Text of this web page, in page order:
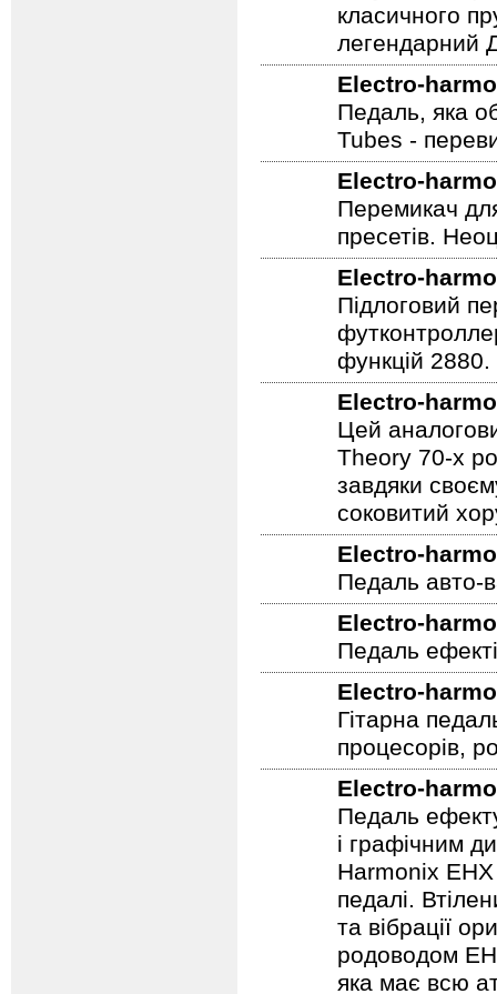
Electro-
Holy Grail - це
класичного
легендарний
Electro-
Педаль, яка
Tubes -
Electro-
Перемикач
пресетів.
Electro-
Підлоговий
функцій 2880.
Electro-
Цей
Theory 70-х
завдяки
соковитий
Electro-
Педаль авто-
Electro-
Педаль
Electro-
Гітарна
процесорів,
Electro-
Педаль
і графічним
Harmonix
педалі.